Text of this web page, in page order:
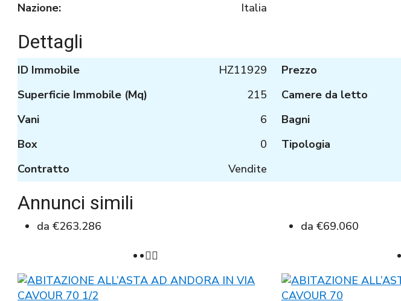
Nazione:
Italia
Dettagli
ID Immobile HZ11929 Prezzo
Superficie Immobile (Mq)
215 Camere da letto
Vani
6 Bagni
Box
0 Tipologia
Contratto
Vendite
Annunci simili
da €263.286 da €69.060